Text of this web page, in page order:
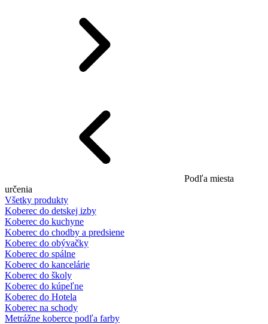
Podľa miesta
určenia
Všetky produkty
Koberec do detskej izby
Koberec do kuchyne
Koberec do chodby a predsiene
Koberec do obývačky
Koberec do spálne
Koberec do kancelárie
Koberec do školy
Koberec do kúpeľne
Koberec do Hotela
Koberec na schody
Metrážne koberce podľa farby